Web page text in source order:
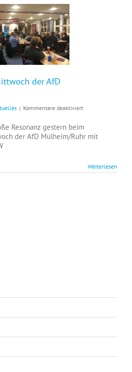
der AfD
| Kommentare deaktiviertfür
Aschermittwoch
der
Resonanz gestern beim
der AfD Mülheim/Ruhr mit
Weiterlesen